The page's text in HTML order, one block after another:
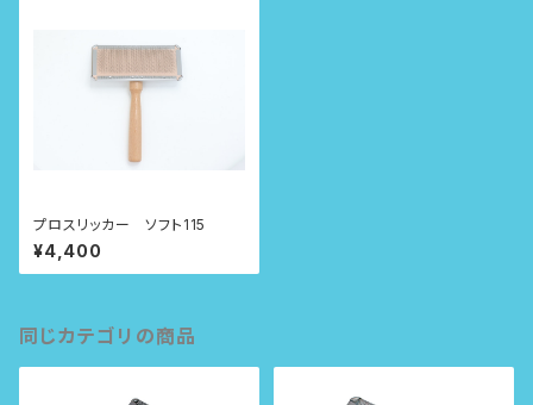
プロスリッカー ソフト115
¥4,400
同じカテゴリの商品